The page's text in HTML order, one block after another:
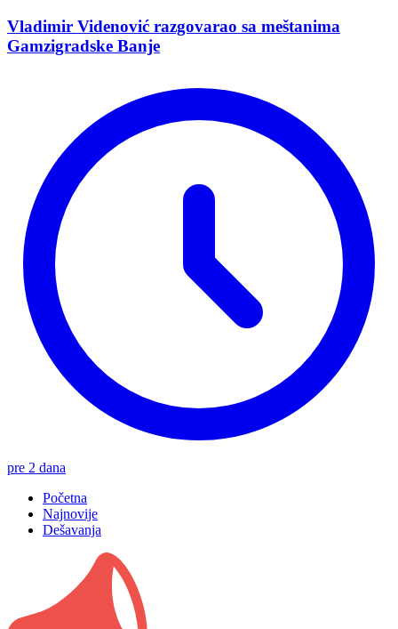
Vladimir Vidеnović razgovarao sa mеštanima
Gamzigradskе Banjе
pre 2 dana
Početna
Najnovije
Dešavanja